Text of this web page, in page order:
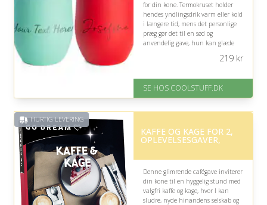
for din kone. Termokruset holder
hendes yndlingsdrik varm eller kold
i længere tid, mens det personlige
præg gør det til en sød og
anvendelig gave, hun kan glæde
er 1-3 hverdage.
på 4.5 ud af 5
219kr
SE HOS COOLSTUFF.DK
HURTIG LEVERING
KAFFE OG KAGE FOR 2,
OPLEVELSESGAVER,
Denne glimrende cafégave inviterer
din kone til en hyggelig stund med
valgfri kaffe og kage, hvor I kan
sludre, nyde hinandens selskab og